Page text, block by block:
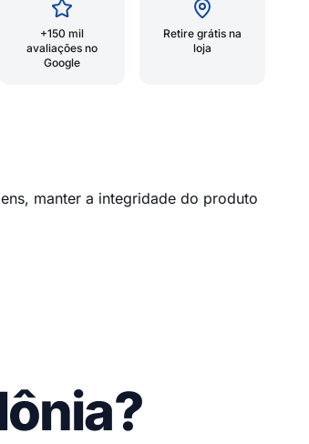
+150 mil
avaliações no
Google
Retire grátis na
loja
manter a integridade do produto